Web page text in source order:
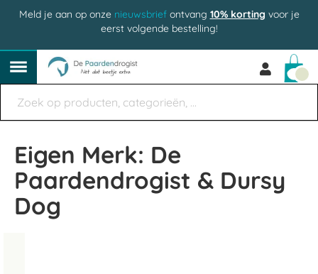
Meld je aan op onze nieuwsbriefontvang 10% korting voor je
eerst volgende bestelling!
Eigen Merk: De
Paardendrogist & Dursy
Dog